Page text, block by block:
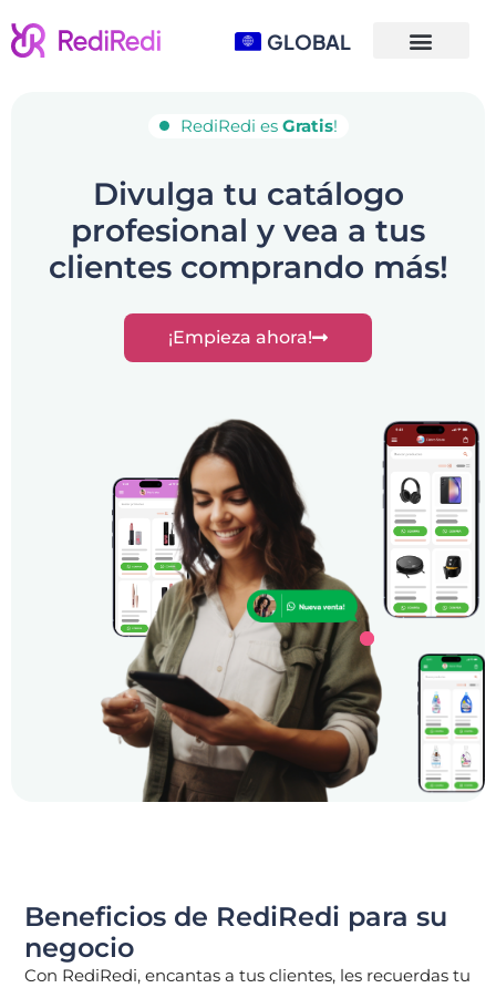
GLOBAL
RediRedi es Gratis!
Divulga tu catálogo
profesional y vea a tus
clientes comprando más!
¡Empieza ahora!
Beneficios de RediRedi para su
negocio
Con RediRedi, encantas a tus clientes, les recuerdas tu